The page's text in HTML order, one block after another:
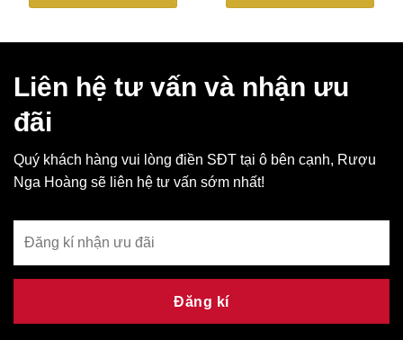
Liên hệ tư vấn và nhận ưu
đãi
Quý khách hàng vui lòng điền SĐT tại ô bên cạnh, Rượu
Nga Hoàng sẽ liên hệ tư vấn sớm nhất!
Đăng kí